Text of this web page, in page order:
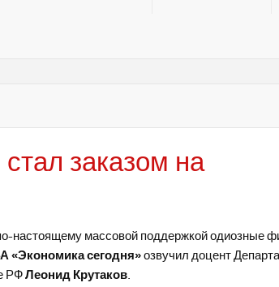
заказом на
настоящему массовой поддержкой одиозные
«Экономика сегодня»озвучил доцент
РФЛеонид Крутаков.